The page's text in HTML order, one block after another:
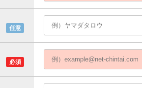
任意
必須